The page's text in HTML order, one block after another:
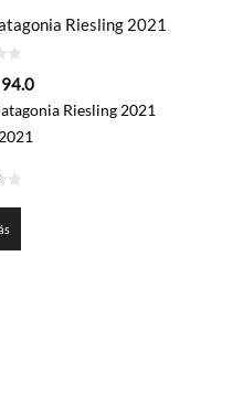
Riesling 2021
94.0
Riesling 2021